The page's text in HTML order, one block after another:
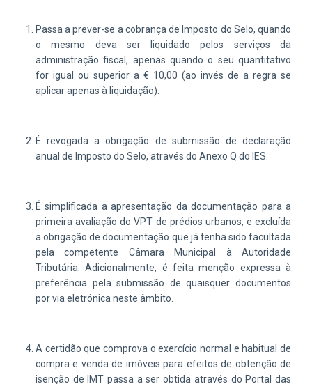
Passa a prever-se a cobrança de Imposto do Selo, quando
o mesmo deva ser liquidado pelos serviços da
administração fiscal, apenas quando o seu quantitativo
for igual ou superior a € 10,00 (ao invés de a regra se
aplicar apenas à liquidação).
É revogada a obrigação de submissão de declaração
anual de Imposto do Selo, através do Anexo Q do IES.
É simplificada a apresentação da documentação para a
primeira avaliação do VPT de prédios urbanos, e excluída
a obrigação de documentação que já tenha sido facultada
pela competente Câmara Municipal à Autoridade
Tributária. Adicionalmente, é feita menção expressa à
preferência pela submissão de quaisquer documentos
por via eletrónica neste âmbito.
A certidão que comprova o exercício normal e habitual de
compra e venda de imóveis para efeitos de obtenção de
isenção de IMT passa a ser obtida através do Portal das